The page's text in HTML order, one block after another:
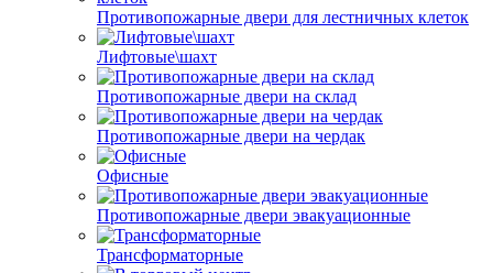
Противопожарные двери для лестничных клеток
Лифтовые\шахт
Противопожарные двери на склад
Противопожарные двери на чердак
Офисные
Противопожарные двери эвакуационные
Трансформаторные